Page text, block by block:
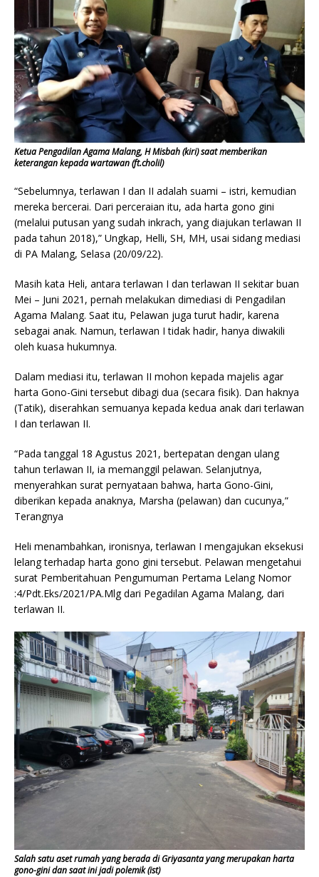
Ketua Pengadilan Agama Malang, H Misbah (kiri) saat memberikan
keterangan kepada wartawan (ft.cholil)
“Sebelumnya, terlawan I dan II adalah suami – istri, kemudian
mereka bercerai. Dari perceraian itu, ada harta gono gini
(melalui putusan yang sudah inkrach, yang diajukan terlawan II
pada tahun 2018),” Ungkap, Helli, SH, MH, usai sidang mediasi
di PA Malang, Selasa (20/09/22).
Masih kata Heli, antara terlawan I dan terlawan II sekitar buan
Mei – Juni 2021, pernah melakukan dimediasi di Pengadilan
Agama Malang. Saat itu, Pelawan juga turut hadir, karena
sebagai anak. Namun, terlawan I tidak hadir, hanya diwakili
oleh kuasa hukumnya.
Dalam mediasi itu, terlawan II mohon kepada majelis agar
harta Gono-Gini tersebut dibagi dua (secara fisik). Dan haknya
(Tatik), diserahkan semuanya kepada kedua anak dari terlawan
I dan terlawan II.
“Pada tanggal 18 Agustus 2021, bertepatan dengan ulang
tahun terlawan II, ia memanggil pelawan. Selanjutnya,
menyerahkan surat pernyataan bahwa, harta Gono-Gini,
diberikan kepada anaknya, Marsha (pelawan) dan cucunya,”
Terangnya
Heli menambahkan, ironisnya, terlawan I mengajukan eksekusi
lelang terhadap harta gono gini tersebut. Pelawan mengetahui
surat Pemberitahuan Pengumuman Pertama Lelang Nomor
:4/Pdt.Eks/2021/PA.Mlg dari Pegadilan Agama Malang, dari
terlawan II.
Salah satu aset rumah yang berada di Griyasanta yang merupakan harta
gono-gini dan saat ini jadi polemik (ist)